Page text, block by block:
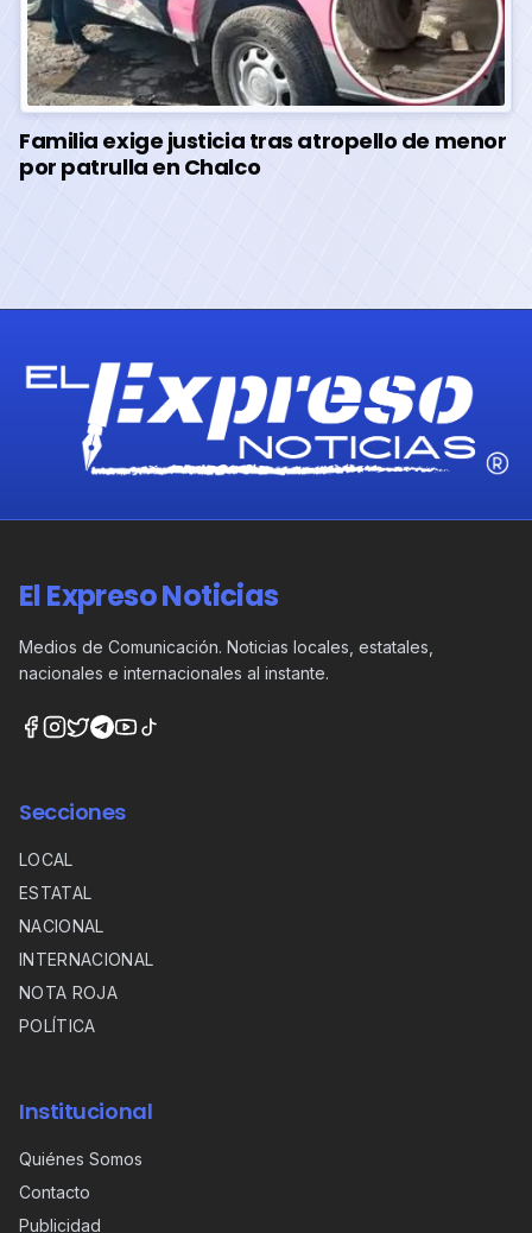
Familia exige justicia tras atropello de menor
por patrulla en Chalco
El Expreso Noticias
Medios de Comunicación. Noticias locales, estatales,
nacionales e internacionales al instante.
Secciones
LOCAL
ESTATAL
NACIONAL
INTERNACIONAL
NOTA ROJA
POLÍTICA
Institucional
Quiénes Somos
Contacto
Publicidad